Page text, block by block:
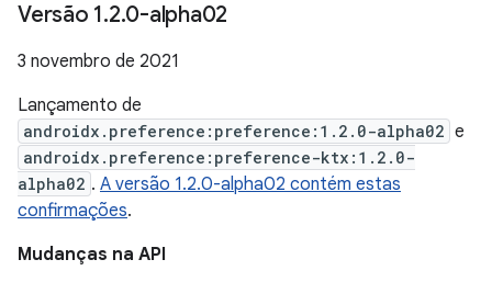
Versão 1.2.0-alpha02
3 novembro de 2021
Lançamento de
androidx.preference:preference:1.2.0-alpha02 e
androidx.preference:preference-ktx:1.2.0-
alpha02 . A versão 1.2.0-alpha02 contém estas
confirmações.
Mudanças na API